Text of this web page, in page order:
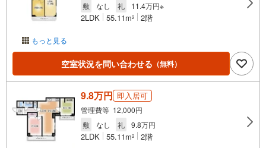
もっと見る
敷
なし 礼 11.4万円※
2LDK 55.11m2 2階
空室状況を問い合わせる （無料）
9.8万円 即入居可
管理費等 12,000円
敷
なし 礼 9.8万円
2LDK 55.11m2 2階